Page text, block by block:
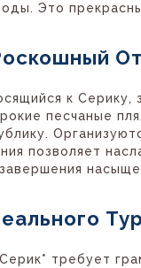
Это
к
песчаные
позволяет
требует